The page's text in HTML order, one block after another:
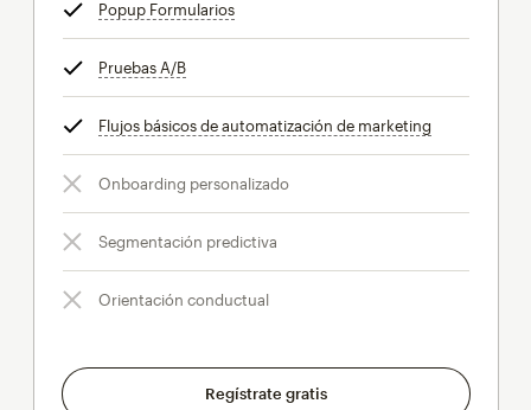
Popup Formulariosinfo
Pruebas A/Binfo
Flujos básicos de automatización de marketing
Onboarding personalizado
Segmentación predictiva
Orientación conductual
Regístrate gratis